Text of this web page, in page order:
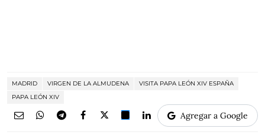
MADRID VIRGEN DE LA ALMUDENA
VISITA PAPA LEÓN XIV ESPAÑA
PAPA LEÓN XIV
Agregar a Google